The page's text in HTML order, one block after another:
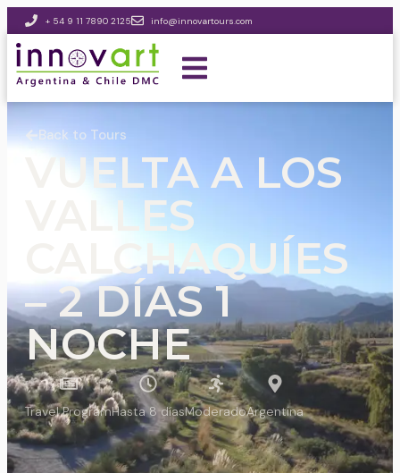
+ 54 9 11 7890 2125 info@innovartours.com
Back to Tours
VUELTA A LOS
VALLES
CALCHAQUÍES
– 2 DÍAS 1
NOCHE
Travel ProgramHasta 8 díasModeradoArgentina